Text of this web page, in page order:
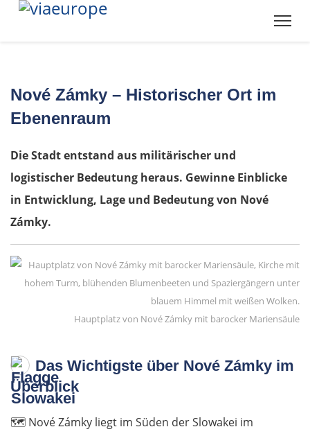
Nové Zámky – Historischer Ort im
Ebenenraum
Die Stadt entstand aus militärischer und
logistischer Bedeutung heraus. Gewinne Einblicke
in Entwicklung, Lage und Bedeutung von Nové
Zámky.
Hauptplatz von Nové Zámky mit barocker Mariensäule
Das Wichtigste über Nové Zámky im
Überblick
🗺️ Nové Zámky liegt im Süden der Slowakei im